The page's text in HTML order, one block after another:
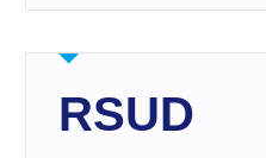
RSUD